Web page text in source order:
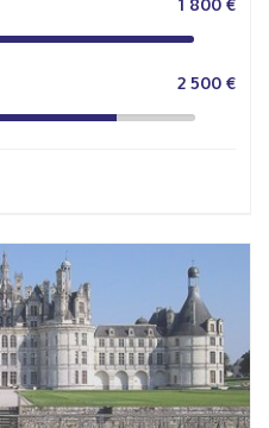
1 800 €
2 500 €